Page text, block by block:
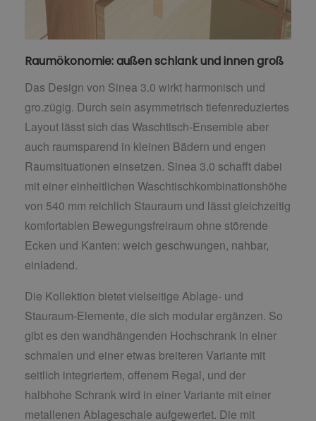
Raumökonomie: außen schlank und innen groß
Das Design von Sinea 3.0 wirkt harmonisch und
gro.zügig. Durch sein asymmetrisch tiefenreduziertes
Layout lässt sich das Waschtisch-Ensemble aber
auch raumsparend in kleinen Bädern und engen
Raumsituationen einsetzen. Sinea 3.0 schafft dabei
mit einer einheitlichen Waschtischkombinationshöhe
von 540 mm reichlich Stauraum und lässt gleichzeitig
komfortablen Bewegungsfreiraum ohne störende
Ecken und Kanten: weich geschwungen, nahbar,
einladend.
Die Kollektion bietet vielseitige Ablage- und
Stauraum-Elemente, die sich modular ergänzen. So
gibt es den wandhängenden Hochschrank in einer
schmalen und einer etwas breiteren Variante mit
seitlich integriertem, offenem Regal, und der
halbhohe Schrank wird in einer Variante mit einer
metallenen Ablageschale aufgewertet. Die mit